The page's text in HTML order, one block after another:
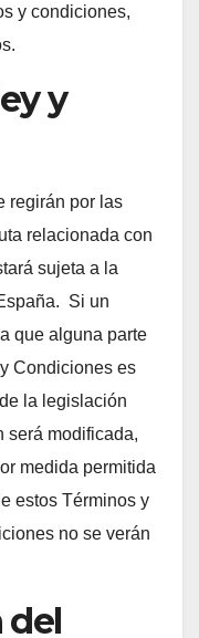
y condiciones,
y
regirán por las
relacionada con
sujeta a la
Si un
que alguna parte
Condiciones es
la legislación
será modificada,
medida permitida
estos Términos y
no se verán
del